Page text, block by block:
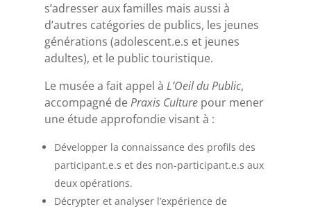
s’adresser aux familles mais aussi à
d’autres catégories de publics, les jeunes
générations (adolescent.e.s et jeunes
adultes), et le public touristique.
Le musée a fait appel àL’Oeil du Public,
accompagné dePraxis Culture pour mener
une étude approfondie visant à :
Développer la connaissance des profils des
participant.e.s et des non-participant.e.s aux
deux opérations.
Décrypter et analyser l’expérience de